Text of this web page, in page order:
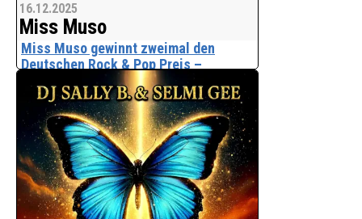
16.12.2025
Miss Muso
Miss Muso gewinnt zweimal den
Deutschen Rock & Pop Preis –
Auszeichnungen gehen nach
Norddeutschland
Ein außergewöhnlicher Erfolg für die
aufstrebende Musikerin Miss Muso: Am
13. Dezember 2025 wurde sie in der
renommierten Siegerlandhalle in Siegen
gleich zweifach mit dem Deutschen
Rock Pop Preis